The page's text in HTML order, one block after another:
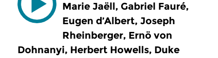
Marie Jaëll, Gabriel Fauré,
Eugen d’Albert, Joseph
Rheinberger, Ernö von
Dohnanyi, Herbert Howells, Duke